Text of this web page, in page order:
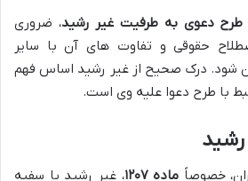
طرح دعوی به طرفیت غیر رشید، ضروری
حقوقی و تفاوت های آن با سایر
شود. درک صحیح از غیر رشید اساس فهم
با طرح دعوا علیه وی است.
خصوصاً ماده ۱۲۰۷
، غیر رشید یا سفیه